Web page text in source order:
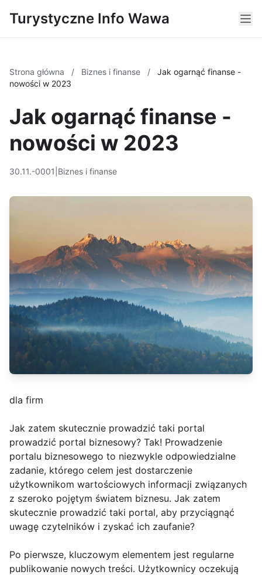
Turystyczne Info Wawa
Strona główna / Biznes i finanse /
Jak ogarnąć finanse -
nowości w 2023
Jak ogarnąć finanse -
nowości w 2023
30.11.-0001 Biznes i finanse
dla firm
Jak zatem skutecznie prowadzić taki portal
prowadzić portal biznesowy? Tak! Prowadzenie
portalu biznesowego to niezwykle odpowiedzialne
zadanie, którego celem jest dostarczenie
użytkownikom wartościowych informacji związanych
z szeroko pojętym światem biznesu. Jak zatem
skutecznie prowadzić taki portal, aby przyciągnąć
uwagę czytelników i zyskać ich zaufanie?
Po pierwsze, kluczowym elementem jest regularne
publikowanie nowych treści. Użytkownicy oczekują